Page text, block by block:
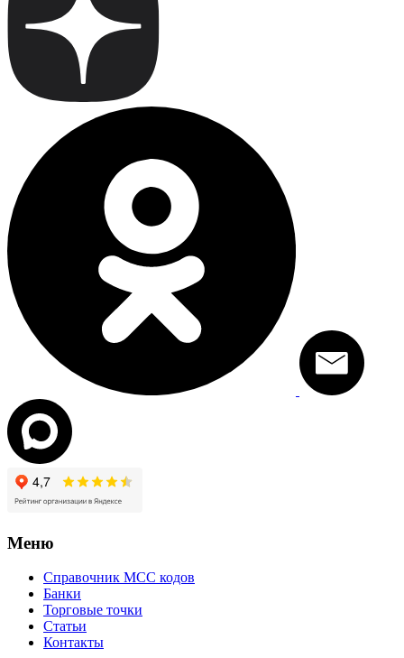
Меню
Справочник MCC кодов
Банки
Торговые точки
Статьи
Контакты